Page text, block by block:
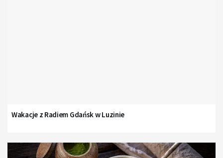
Wakacje z Radiem Gdańsk w Luzinie